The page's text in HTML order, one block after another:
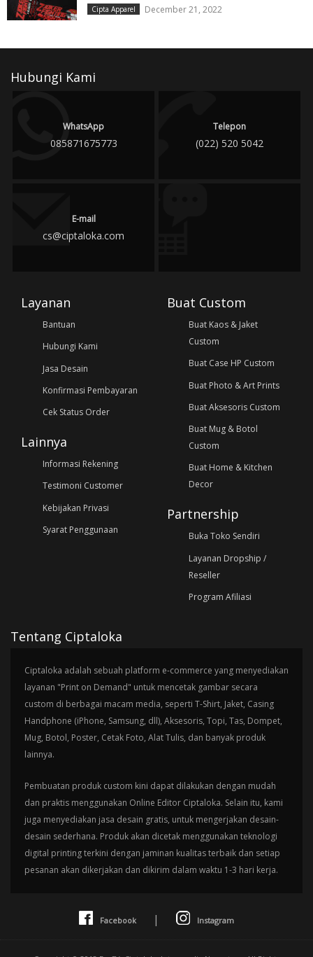
Cipta Apparel December 21, 2022
Hubungi Kami
WhatsApp
085871675773
Telepon
(022) 520 5042
E-mail
cs@ciptaloka.com
Layanan
Bantuan
Hubungi Kami
Jasa Desain
Konfirmasi Pembayaran
Cek Status Order
Lainnya
Informasi Rekening
Testimoni Customer
Kebijakan Privasi
Syarat Penggunaan
Buat Custom
Buat Kaos & Jaket
Custom
Buat Case HP Custom
Buat Photo & Art Prints
Buat Aksesoris Custom
Buat Mug & Botol
Custom
Buat Home & Kitchen
Decor
Partnership
Buka Toko Sendiri
Layanan Dropship /
Reseller
Program Afiliasi
Tentang Ciptaloka
Ciptaloka adalah sebuah platform e-commerce yang menyediakan
layanan "Print on Demand" untuk mencetak gambar secara
custom di berbagai macam media, seperti T-Shirt, Jaket, Casing
Handphone (iPhone, Samsung, dll), Aksesoris, Topi, Tas, Dompet,
Mug, Botol, Poster, Cetak Foto, Alat Tulis, dan banyak produk
lainnya.
Pembuatan produk custom kini dapat dilakukan dengan mudah
dan praktis menggunakan Online Editor Ciptaloka. Selain itu, kami
juga menyediakan jasa desain gratis, untuk mengerjakan desain-
desain sederhana. Produk akan dicetak menggunakan teknologi
digital printing terkini dengan jaminan kualitas terbaik dan setiap
pesanan akan dikerjakan dan dikirim dalam waktu 1-3 hari kerja.
Facebook | Instagram